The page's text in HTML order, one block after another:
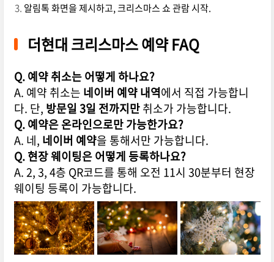
알림톡 화면을 제시하고, 크리스마스 쇼 관람 시작.
더현대 크리스마스 예약 FAQ
Q. 예약 취소는 어떻게 하나요?
A. 예약 취소는 네이버 예약 내역에서 직접 가능합니
다. 단, 방문일 3일 전까지만취소가 가능합니다.
Q. 예약은 온라인으로만 가능한가요?
A. 네, 네이버 예약을 통해서만 가능합니다.
Q. 현장 웨이팅은 어떻게 등록하나요?
A. 2, 3, 4층 QR코드를 통해 오전 11시 30분부터 현장
웨이팅 등록이 가능합니다.